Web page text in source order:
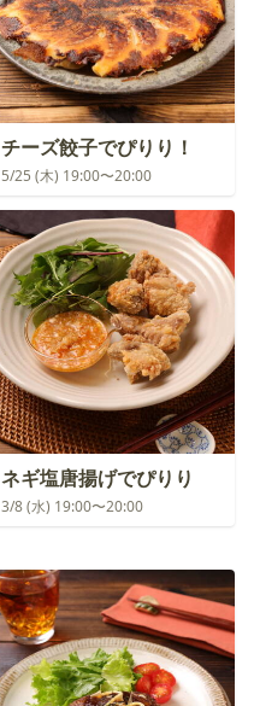
チーズ餃子でぴりり！
5/25 (木) 19:00〜20:00
ネギ塩唐揚げでぴりり
3/8 (水) 19:00〜20:00